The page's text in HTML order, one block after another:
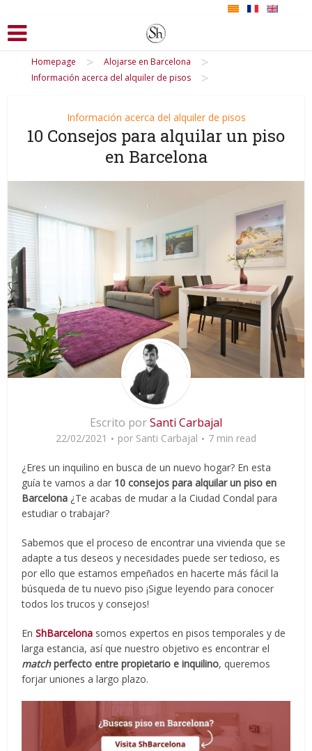
Homepage > Alojarse en Barcelona >
Información acerca del alquiler de pisos >
Información acerca del alquiler de pisos
10 Consejos para alquilar un piso
en Barcelona
Escrito porSanti Carbajal
22/02/2021 por Santi Carbajal 7 min read
¿Eres un inquilino en busca de un nuevo hogar? En esta
guía te vamos a dar 10 consejos para alquilar un piso en
Barcelona ¿Te acabas de mudar a la Ciudad Condal para
estudiar o trabajar?
Sabemos que el proceso de encontrar una vivienda que se
adapte a tus deseos y necesidades puede ser tedioso, es
por ello que estamos empeñados en hacerte más fácil la
búsqueda de tu nuevo piso ¡Sigue leyendo para conocer
todos los trucos y consejos!
EnShBarcelona somos expertos en pisos temporales y de
larga estancia, así que nuestro objetivo es encontrar el
matchperfecto entre propietario e inquilino, queremos
forjar uniones a largo plazo.